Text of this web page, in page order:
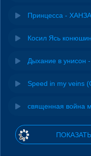
Принцесса -
Косил Ясь
Дыхание в унисон
Speed in my veins
священная война